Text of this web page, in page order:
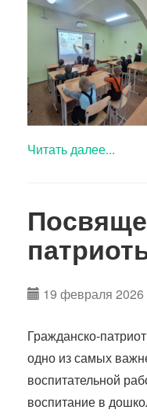
Читать далее...
19 февраля 2026
Гражданско-
одно из самых
воспитательной
воспитание в